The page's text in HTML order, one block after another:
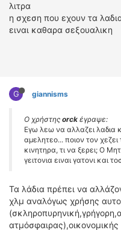
λιτρα
η σχεση που εχουν τα
ειναι καθαρα σεξουαλικη
G giannisms
Ο χρήστης orck έγραψε:
Εγω λεω να αλλαζει λαδια
αμελητεο... ποιον τον
κινητηρα, τι να ξερει; Ο
γειτονια ειναι γατονι και
Τα λάδια πρέπει να
χλμ αναλόγως χρήσης